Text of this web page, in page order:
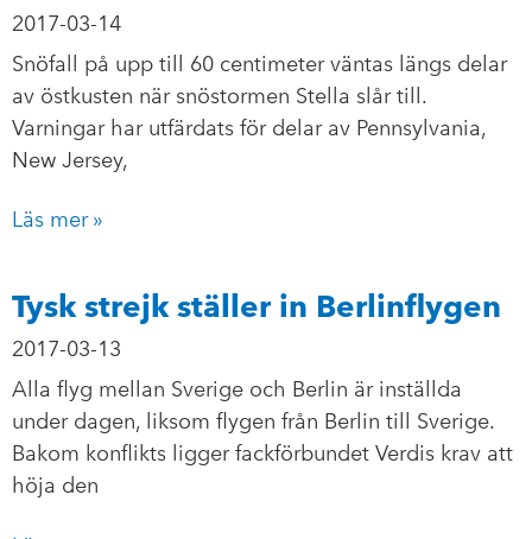
2017-03-14
Snöfall på upp till 60 centimeter väntas längs delar
av östkusten när snöstormen Stella slår till.
Varningar har utfärdats för delar av Pennsylvania,
New Jersey,
Läs mer »
Tysk strejk ställer in Berlinflygen
2017-03-13
Alla flyg mellan Sverige och Berlin är inställda
under dagen, liksom flygen från Berlin till Sverige.
Bakom konflikts ligger fackförbundet Verdis krav att
höja den